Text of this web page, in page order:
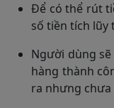
Để có thể rút
số tiền tích lũy
Người dùng
hàng thành
ra nhưng chưa